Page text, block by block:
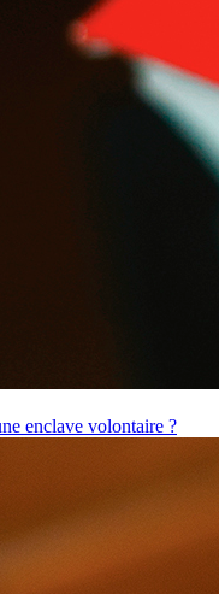
enclave volontaire ?